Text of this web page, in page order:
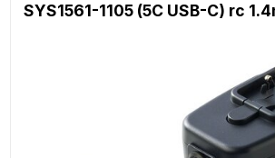
SYS1561-1105 (5C USB-C) rc